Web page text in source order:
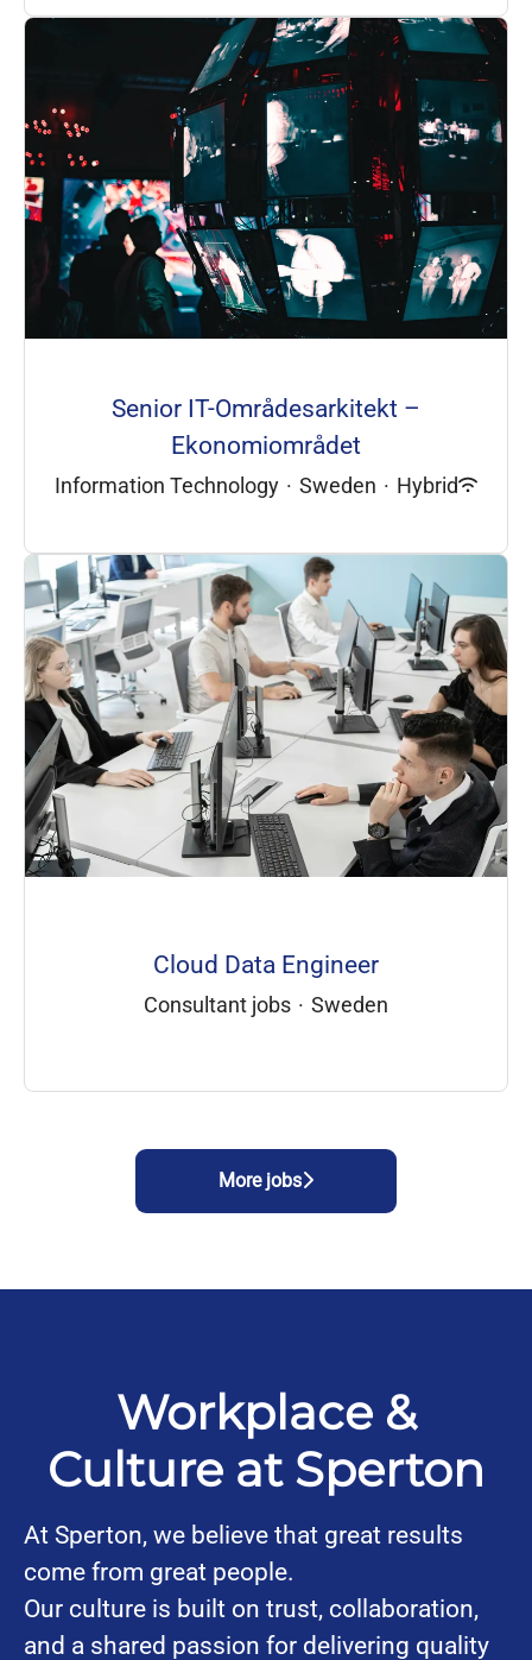
Senior IT-Områdesarkitekt –
Ekonomiområdet
Information Technology · Sweden · Hybrid
Cloud Data Engineer
Consultant jobs · Sweden
More jobs
Workplace &
Culture at Sperton
At Sperton, we believe that great results
come from great people.
Our culture is built on trust, collaboration,
and a shared passion for delivering quality